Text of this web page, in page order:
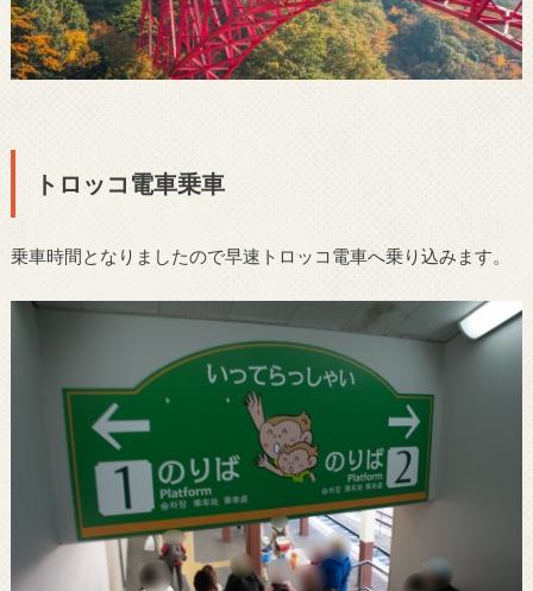
トロッコ電車乗車
乗車時間となりましたので早速トロッコ電車へ乗り込みます。